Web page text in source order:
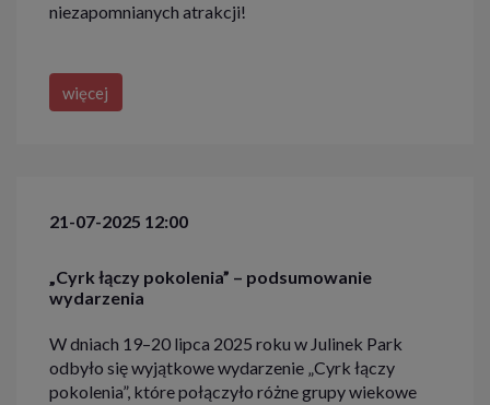
niezapomnianych atrakcji!
więcej
21-07-2025 12:00
„Cyrk łączy pokolenia” – podsumowanie
wydarzenia
W dniach 19–20 lipca 2025 roku w Julinek Park
odbyło się wyjątkowe wydarzenie „Cyrk łączy
pokolenia”, które połączyło różne grupy wiekowe